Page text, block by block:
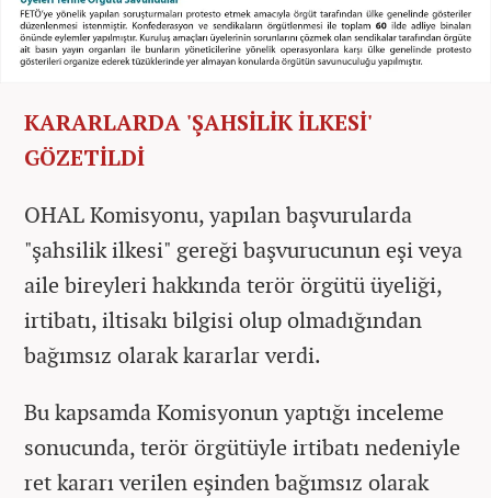
KARARLARDA 'ŞAHSİLİK İLKESİ'
GÖZETİLDİ
OHAL Komisyonu, yapılan başvurularda
"şahsilik ilkesi" gereği başvurucunun eşi veya
aile bireyleri hakkında terör örgütü üyeliği,
irtibatı, iltisakı bilgisi olup olmadığından
bağımsız olarak kararlar verdi.
Bu kapsamda Komisyonun yaptığı inceleme
sonucunda, terör örgütüyle irtibatı nedeniyle
ret kararı verilen eşinden bağımsız olarak